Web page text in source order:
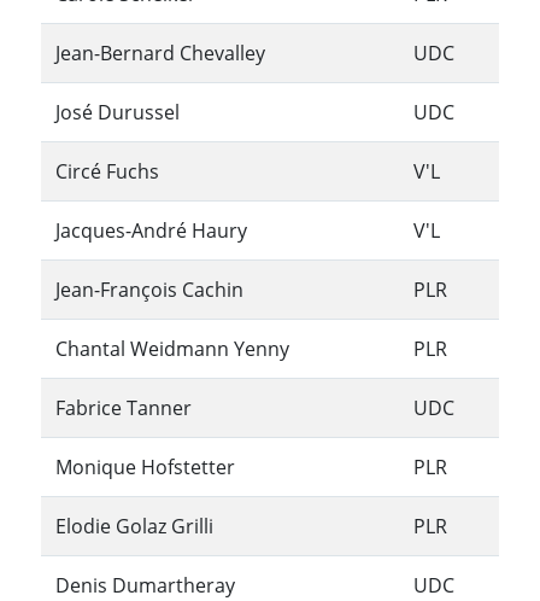
Jean-Bernard Chevalley UDC
José Durussel UDC
Circé Fuchs V'L
Jacques-André Haury V'L
Jean-François Cachin PLR
Chantal Weidmann Yenny PLR
Fabrice Tanner UDC
Monique Hofstetter PLR
Elodie Golaz Grilli PLR
Denis Dumartheray UDC